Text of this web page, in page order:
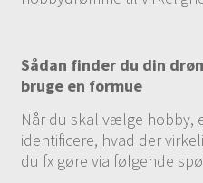
Sådan finder du din
bruge en formue
Når du skal vælge hobby,
identificere, hvad der
du fx gøre via følgende